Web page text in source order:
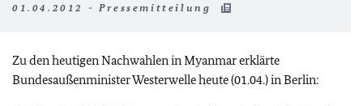
01.04.2012 - Pressemitteilung
Zu den heutigen Nachwahlen in Myanmar erklärte
Bundesaußenminister Westerwelle heute (01.04.) in Berlin: